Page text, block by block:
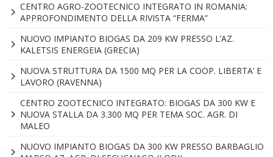
CENTRO AGRO-ZOOTECNICO INTEGRATO IN ROMANIA:
APPROFONDIMENTO DELLA RIVISTA “FERMA”
NUOVO IMPIANTO BIOGAS DA 209 KW PRESSO L’AZ.
KALETSIS ENERGEIA (GRECIA)
NUOVA STRUTTURA DA 1500 MQ PER LA COOP. LIBERTA’ E
LAVORO (RAVENNA)
CENTRO ZOOTECNICO INTEGRATO: BIOGAS DA 300 KW E
NUOVA STALLA DA 3.300 MQ PER TEMA SOC. AGR. DI
MALEO
NUOVO IMPIANTO BIOGAS DA 300 KW PRESSO BARBAGLIO